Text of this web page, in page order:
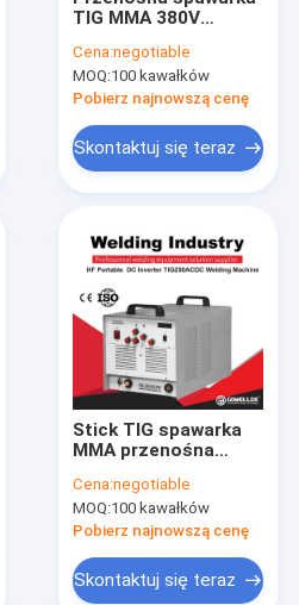
TIG MMA 380V
Energooszczędna
spawarka DC
Cena:negotiable
MOQ:100 kawałków
Pobierz najnowszą cenę
Skontaktuj się teraz
Stick TIG spawarka
MMA przenośna
Mosfet falownik
Mosfet przenośny
sprzęt spawalniczy
Cena:negotiable
MOQ:100 kawałków
Pobierz najnowszą cenę
Skontaktuj się teraz